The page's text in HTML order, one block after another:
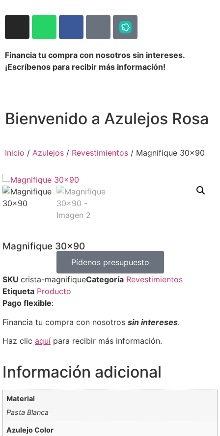
Financia tu compra con nosotros sin intereses.
¡Escríbenos para recibir más información!
Bienvenido a Azulejos Rosa
Inicio / Azulejos / Revestimientos / Magnifique 30×90
Magnifique 30×90
Pídenos presupuesto
SKU crista-magnifiqueCategoría Revestimientos
Etiqueta Producto
Pago flexible:
Financia tu compra con nosotros sin intereses.
Haz clic aquí para recibir más información.
Información adicional
Material
Pasta Blanca
Azulejo Color